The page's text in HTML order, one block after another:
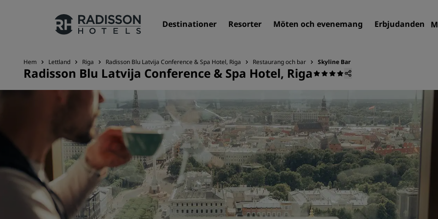
Destinationer Resorter Möten och evenemang Erbjudanden
Våra märken
Radisson Hotels varumärken
Sök efter hotell
Destinationer
Resorter
Servicelägenheter
Flygplatshotell
Nya och kommande hotell
Möten och evenemang
Upptäck Radisson
Hem Lettland Riga Radisson Blu Latvija Conference & Spa Hotel, Riga Restaurang och bar Skyline Bar
Radisson Blu Latvija Conference & Spa Hotel, Riga